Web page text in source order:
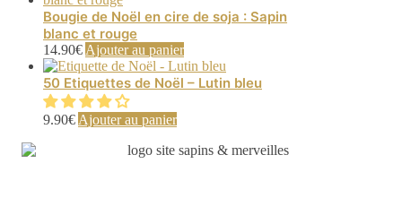
Bougie de Noël en cire de soja : Sapin
blanc et rouge
14.90€ Ajouter au panier
50 Etiquettes de Noël – Lutin bleu
9.90€ Ajouter au panier